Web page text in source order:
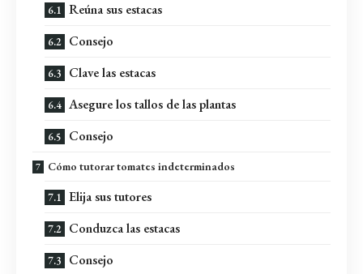
Reúna sus estacas
Consejo
Clave las estacas
Asegure los tallos de las plantas
Consejo
Cómo tutorar tomates indeterminados
Elija sus tutores
Conduzca las estacas
Consejo